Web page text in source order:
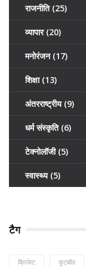
राजनीति (25)
व्यापार (20)
मनोरंजन (17)
शिक्षा (13)
अंतरराष्ट्रीय (9)
धर्म संस्कृति (6)
टेक्नोलॉजी (5)
स्वास्थ्य (5)
टैग
क्रिकेट फुटबॉल